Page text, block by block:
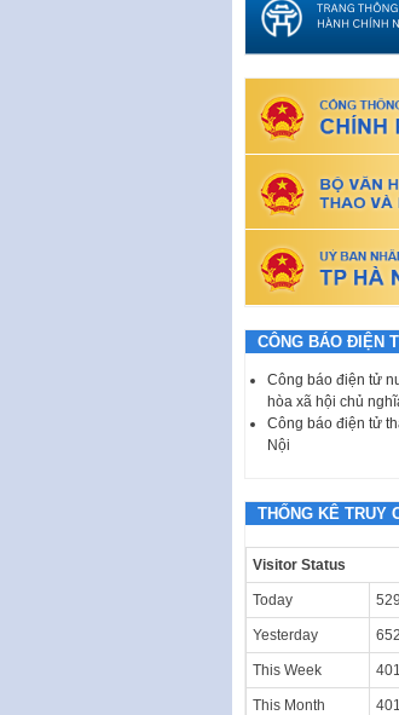
CÔNG BÁO ĐIỆN
Công báo điện tử
hòa xã hội chủ
Công báo điện tử
Nội
THỐNG KÊ TRUY
Visitor Status
Today
Yesterday
This Week
This Month